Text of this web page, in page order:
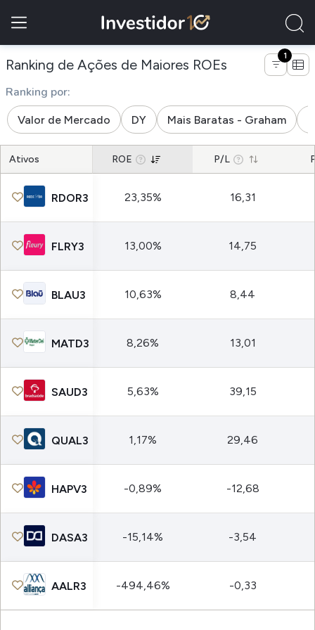
Ranking de Ações de Maiores ROEs de 1
Ranking por:
Valor de Mercado DY Mais Baratas - Graham
Ativos ROE P/L
RDOR3 23,35% 16,31
FLRY3 13,00% 14,75
BLAU3 10,63% 8,44
MATD3 8,26% 13,01
SAUD3 5,63% 39,15
QUAL3 1,17% 29,46
HAPV3 -0,89% -12,68
DASA3 -15,14% -3,54
AALR3 -494,46% -0,33